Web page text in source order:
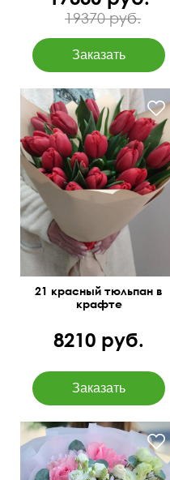
19370 руб.
45 см 30 см
21 красный тюльпан в
крафте
8210 руб.